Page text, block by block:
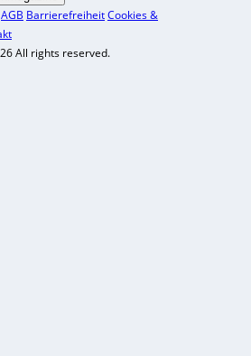
AGB BarrierefreiheitCookies &
All rights reserved.